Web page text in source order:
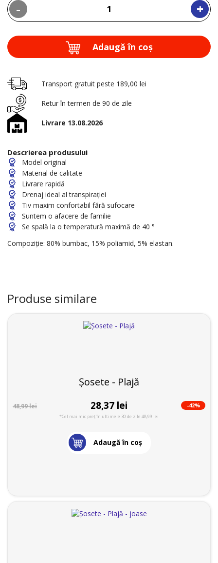
- +
Adaugă în coş
Transport gratuit peste 189,00 lei
Retur în termen de 90 de zile
Livrare 13.08.2026
Descrierea produsului
Model original
Material de calitate
Livrare rapidă
Drenaj ideal al transpirației
Tiv maxim confortabil fără sufocare
Suntem o afacere de familie
Se spală la o temperatură maximă de 40 °
Compoziție: 80% bumbac, 15% poliamid, 5% elastan.
Produse similare
Șosete - Plajă
48,99 lei 28,37 lei -42%
*Cel mai mic preț în ultimele 30 de zile 48,99 lei
Adaugă în coş